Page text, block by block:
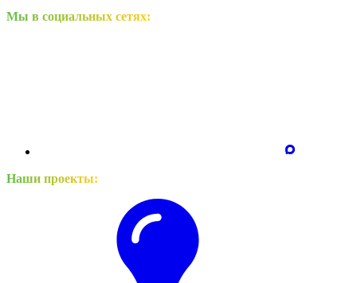
Мы в социальных сетях:
Наши проекты: